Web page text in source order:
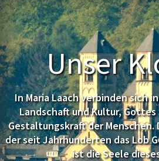
Unser
In Maria Laach verbinden sich
Landschaft und Kultur,
Gestaltungskraft der Menschen.
der seit Jahrhunderten das Lob
ist die Seele